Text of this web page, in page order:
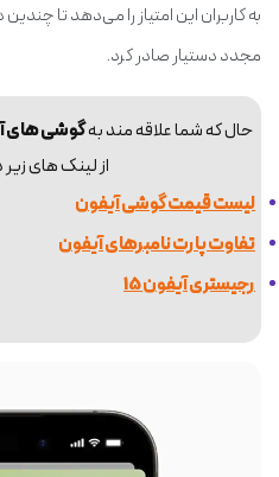
به کاربران این امتیاز را می‌دهد تا
مجدد دستیار صادر کرد.
حال که شما علاقه مند بهگوشی های
از لینک های
لیست قیمت گوشی آیفون
تفاوت پارت نامبرهای آیفون
رجیستری آیفون 15